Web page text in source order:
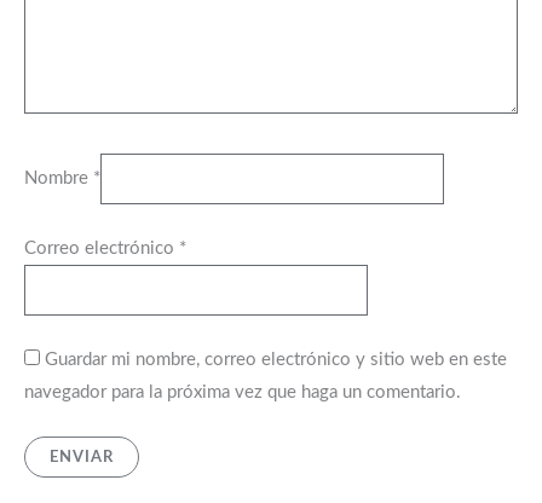
Nombre *
Correo electrónico *
Guardar mi nombre, correo electrónico y sitio web en este
navegador para la próxima vez que haga un comentario.